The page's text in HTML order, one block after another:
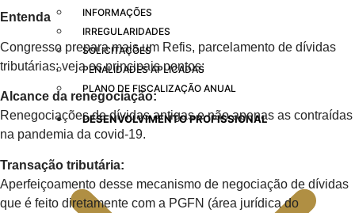
INFORMAÇÕES
IRREGULARIDADES
SOLICITAÇÕES
PENALIDADES APLICADAS
PLANO DE FISCALIZAÇÃO ANUAL
DESENVOLVIMENTO PROFISSIONAL
Entenda
Congresso prepara mais um Refis, parcelamento de dívidas
tributárias; veja os principais pontos:
Alcance da renegociação:
Renegociações de dívidas antigas e não apenas as contraídas
na pandemia da covid-19.
Transação tributária:
Aperfeiçoamento desse mecanismo de negociação de dívidas
que é feito diretamente com a PGFN (área jurídica do